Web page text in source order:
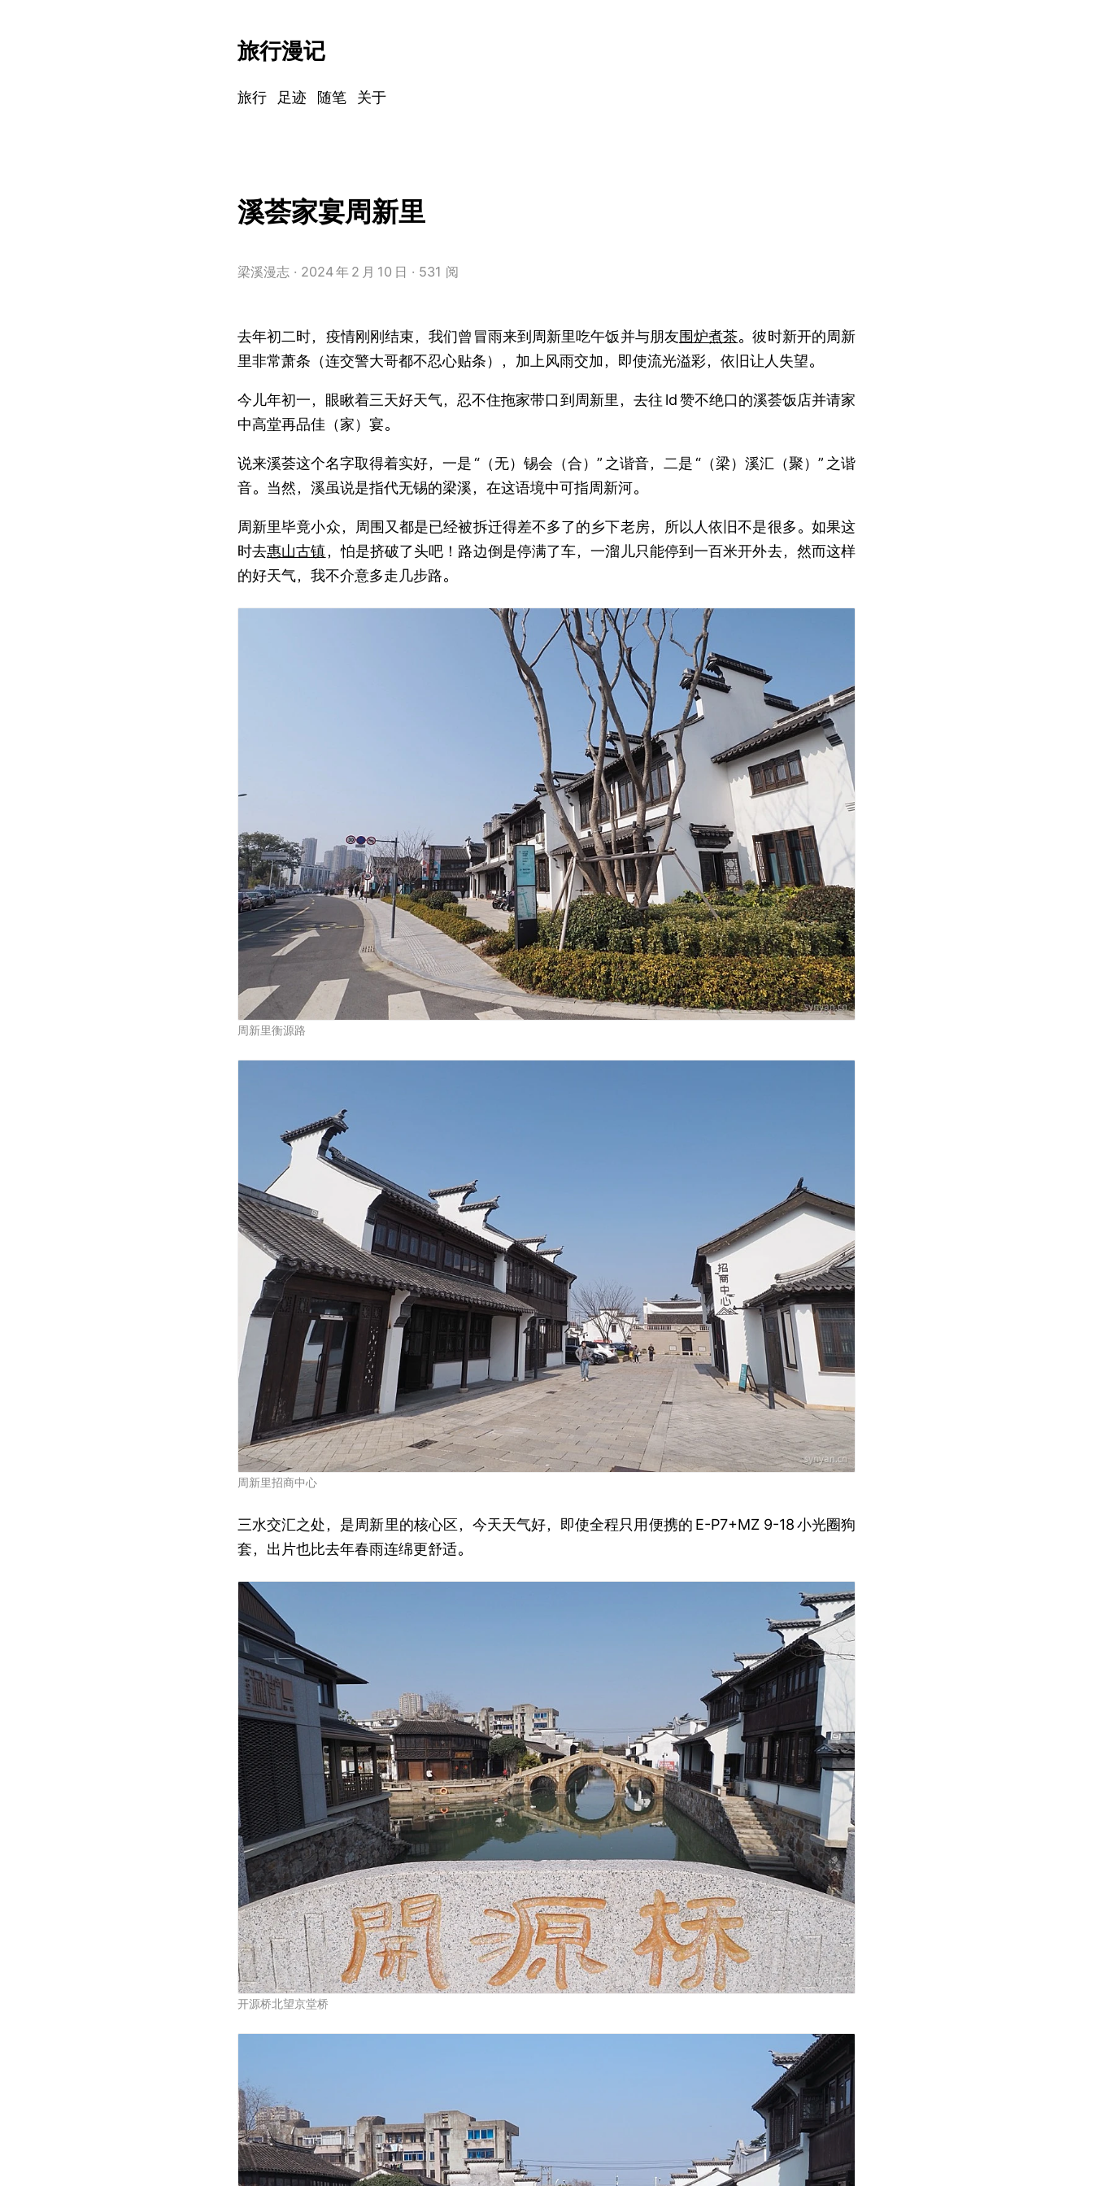
旅行漫记
旅行 足迹 随笔 关于
溪荟家宴周新里
梁溪漫志 2024年 2 月 10 日 531 阅
去年初二时，疫情刚刚结束，我们曾冒雨来到周新里吃午饭并与朋友围炉煮茶。彼时新开的周新
里非常萧条（连交警大哥都不忍心贴条），加上风雨交加，即使流光溢彩，依旧让人失望。
今儿年初一，眼瞅着三天好天气，忍不住拖家带口到周新里，去往 ld赞不绝口的溪荟饭店并请家
中高堂再品佳（家）宴。
说来溪荟这个名字取得着实好，一是“（无）锡会（合）” 之谐音，二是“（梁）溪汇（聚）” 之谐
音。当然，溪虽说是指代无锡的梁溪，在这语境中可指周新河。
周新里毕竟小众，周围又都是已经被拆迁得差不多了的乡下老房，所以人依旧不是很多。如果这
时去惠山古镇，怕是挤破了头吧！路边倒是停满了车，一溜儿只能停到一百米开外去，然而这样
的好天气，我不介意多走几步路。
周新里衡源路
周新里招商中心
三水交汇之处，是周新里的核心区，今天天气好，即使全程只用便携的 E-P7+MZ 9-18小光圈狗
套，出片也比去年春雨连绵更舒适。
开源桥北望京堂桥